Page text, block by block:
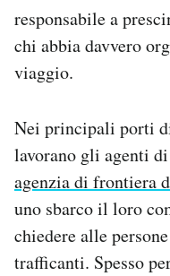
responsabile a
chi abbia davvero
viaggio.
Nei principali porti
lavorano gli agenti
agenzia di frontiera
uno sbarco il loro
chiedere alle
trafficanti. Spesso